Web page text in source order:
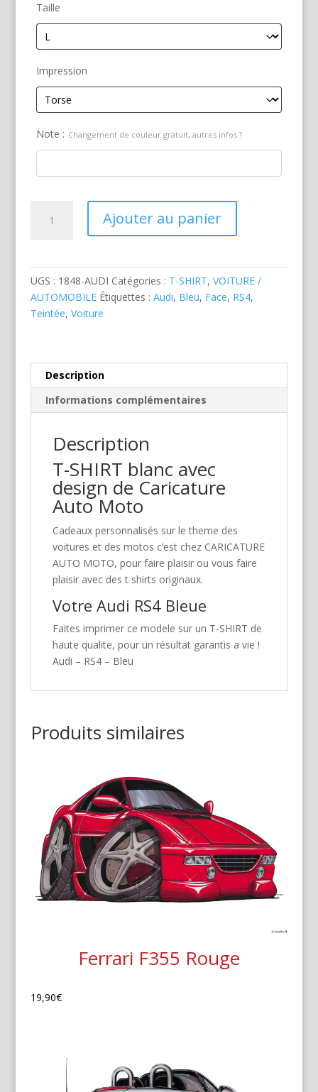
Taille
Impression
Note : Changement de couleur gratuit, autres infos ?
Ajouter au panier
UGS : 1848-AUDI Catégories : T-SHIRT, VOITURE /
AUTOMOBILE Étiquettes : Audi, Bleu, Face, RS4,
Teintée, Voiture
Description
Informations complémentaires
Description
T-SHIRT blanc avec
design de Caricature
Auto Moto
Cadeaux personnalisés sur le theme des
voitures et des motos c’est chez CARICATURE
AUTO MOTO, pour faire plaisir ou vous faire
plaisir avec des t shirts originaux.
Votre Audi RS4 Bleue
Faites imprimer ce modele sur un T-SHIRT de
haute qualite, pour un résultat garantis a vie !
Audi – RS4 – Bleu
Produits similaires
Ferrari F355 Rouge
19,90€